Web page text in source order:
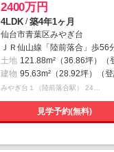
2400万円
4LDK /築4年1ヶ月
仙台市青葉区みやぎ台
ＪＲ仙山線「陸前落合」歩56
土地 121.88m²（36.86坪）（
建物 95.63m²（28.92坪）（登
みやぎ台１（陸前落合駅） 24…
見学予約(無料)